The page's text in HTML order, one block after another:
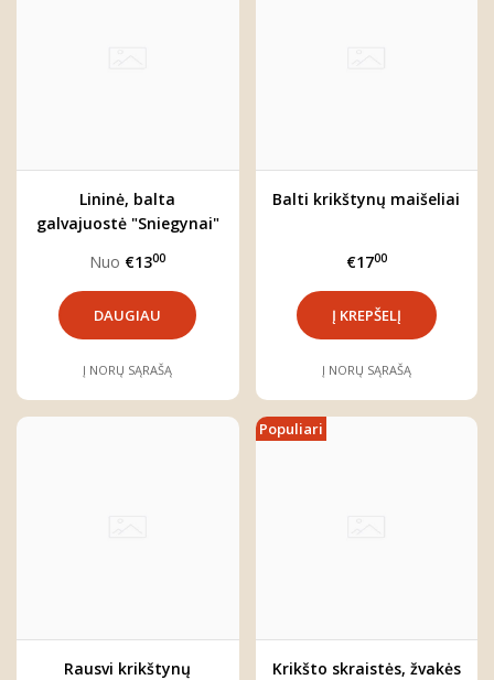
Lininė, balta
galvajuostė "Sniegynai"
Nuo €1300
DAUGIAU
Į NORŲ SĄRAŠĄ
Balti krikštynų maišeliai
€1700
Į NORŲ SĄRAŠĄ
Rausvi krikštynų
Populiari
Krikšto skraistės, žvakės